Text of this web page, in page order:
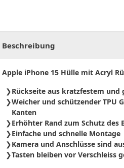
Beschreibung
Apple iPhone 15 Hülle mit Acryl
Rückseite aus kratzfestem und
Weicher und schützender TPU
Kanten
Erhöhter Rand zum Schutz des
Einfache und schnelle Montage
Kamera und Anschlüsse sind
Tasten bleiben vor Verschleiss